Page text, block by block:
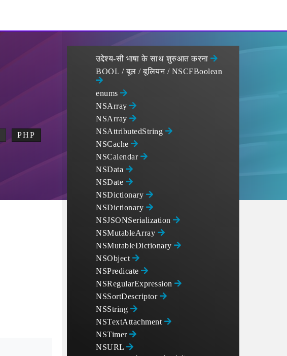
PHP
उद्देश्य-सी भाषा के साथ शुरुआत करना
BOOL / बूल / बूलियन / NSCFBoolean
enums
NSArray
NSArray
NSAttributedString
NSCache
NSCalendar
NSData
NSDate
NSDictionary
NSDictionary
NSJSONSerialization
NSMutableArray
NSMutableDictionary
NSObject
NSPredicate
NSRegularExpression
NSSortDescriptor
NSString
NSTextAttachment
NSTimer
NSURL